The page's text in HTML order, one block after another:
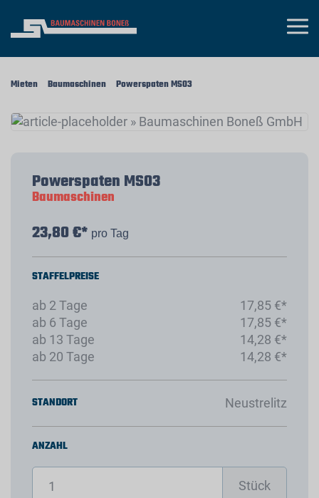
Mieten Baumaschinen Powerspaten MS03
Powerspaten MS03
Baumaschinen
23,80 €* pro Tag
STAFFELPREISE
ab 2 Tage
17,85 €*
ab 6 Tage
17,85 €*
ab 13 Tage
14,28 €*
ab 20 Tage
14,28 €*
STANDORT Neustrelitz
ANZAHL
Stück